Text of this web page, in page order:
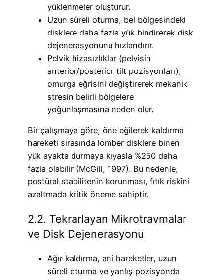
yüklenmeler oluşturur.
Uzun süreli oturma, bel bölgesindeki
disklere daha fazla yük bindirerek disk
dejenerasyonunu hızlandırır.
Pelvik hizasızlıklar (pelvisin
anterior/posterior tilt pozisyonları),
omurga eğrisini değiştirerek mekanik
stresin belirli bölgelere
yoğunlaşmasına neden olur.
Bir çalışmaya göre, öne eğilerek kaldırma
hareketi sırasında lomber disklere binen
yük ayakta durmaya kıyasla %250 daha
fazla olabilir (McGill, 1997). Bu nedenle,
postüral stabilitenin korunması, fıtık riskini
azaltmada kritik öneme sahiptir.
2.2. Tekrarlayan Mikrotravmalar
ve Disk Dejenerasyonu
Ağır kaldırma, ani hareketler, uzun
süreli oturma ve yanlış pozisyonda